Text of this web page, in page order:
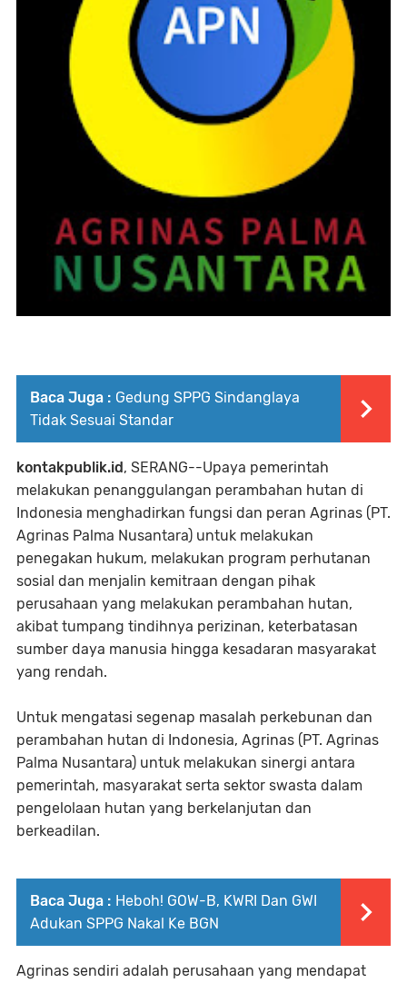
Baca Juga : Gedung SPPG Sindanglaya
Tidak Sesuai Standar
kontakpublik.id, SERANG--Upaya pemerintah
melakukan penanggulangan perambahan hutan di
Indonesia menghadirkan fungsi dan peran Agrinas (PT.
Agrinas Palma Nusantara) untuk melakukan
penegakan hukum, melakukan program perhutanan
sosial dan menjalin kemitraan dengan pihak
perusahaan yang melakukan perambahan hutan,
akibat tumpang tindihnya perizinan, keterbatasan
sumber daya manusia hingga kesadaran masyarakat
yang rendah.
Untuk mengatasi segenap masalah perkebunan dan
perambahan hutan di Indonesia, Agrinas (PT. Agrinas
Palma Nusantara) untuk melakukan sinergi antara
pemerintah, masyarakat serta sektor swasta dalam
pengelolaan hutan yang berkelanjutan dan
berkeadilan.
Baca Juga : Heboh! GOW-B, KWRI Dan GWI
Adukan SPPG Nakal Ke BGN
Agrinas sendiri adalah perusahaan yang mendapat